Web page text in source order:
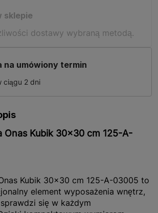
sklepie
dostawy wybraną metodą.
na umówiony termin
ciągu 2 dni
Onas Kubik 30x30 cm 125-A-
Kubik 30x30 cm 125-A-03005 to
element wyposażenia wnętrz,
się w każdym